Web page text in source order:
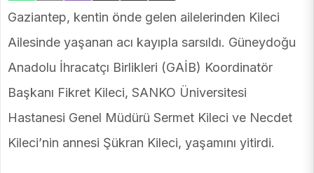
Gaziantep, kentin önde gelen ailelerinden Kileci
Ailesinde yaşanan acı kayıpla sarsıldı. Güneydoğu
Anadolu İhracatçı Birlikleri (GAİB) Koordinatör
Başkanı Fikret Kileci, SANKO Üniversitesi
Hastanesi Genel Müdürü Sermet Kileci ve Necdet
Kileci’nin annesi Şükran Kileci, yaşamını yitirdi.